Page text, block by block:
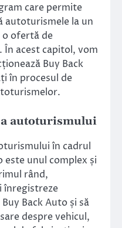
care permite
autoturismele la un
o ofertă de
În acest capitol, vom
Buy Back
în procesul de
a autoturismului
în cadrul
este unul complex și
rând,
înregistreze
Back Auto și să
despre vehicul,